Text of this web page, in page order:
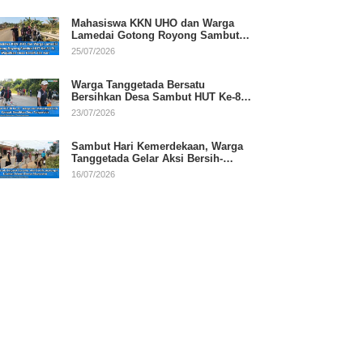
Mahasiswa KKN UHO dan Warga
Lamedai Gotong Royong Sambut
HUT Ke-81 RI
25/07/2026
Warga Tanggetada Bersatu
Bersihkan Desa Sambut HUT Ke-81
RI
23/07/2026
Sambut Hari Kemerdekaan, Warga
Tanggetada Gelar Aksi Bersih-
Bersih Desa
16/07/2026